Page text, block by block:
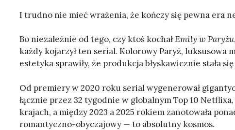
I trudno nie mieć wrażenia, że kończy się pewna era
Bo niezależnie od tego, czy ktoś kochałEmily w Paryżu
każdy kojarzył ten serial. Kolorowy Paryż, luksusowa
estetyka sprawiły, że produkcja błyskawicznie stała
Od premiery w 2020 roku serial wygenerował
łącznie przez 32 tygodnie w globalnym Top 10
krajach, a między 2023 a 2025 rokiem zanotowała
romantyczno-obyczajowy — to absolutny kosmos.